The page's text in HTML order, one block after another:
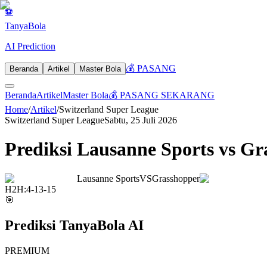
⚽
TanyaBola
AI Prediction
Beranda Artikel Master Bola 💰 PASANG
BerandaArtikelMaster Bola💰 PASANG SEKARANG
Home/Artikel/Switzerland Super League
Switzerland Super LeagueSabtu, 25 Juli 2026
Prediksi Lausanne Sports vs
Lausanne SportsVSGrasshopper
H2H:4-13-15
🎯
Prediksi TanyaBola AI
PREMIUM